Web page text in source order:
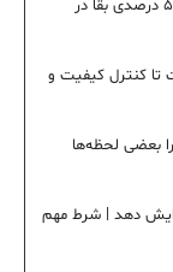
درمان نوین با نانوذرات پوشیده از قند؛ افزایش ۵۰ درصدی بقا در
تا کنترل کیفیت و
بعضی لحظه‌ها
دهد | شرط مهم